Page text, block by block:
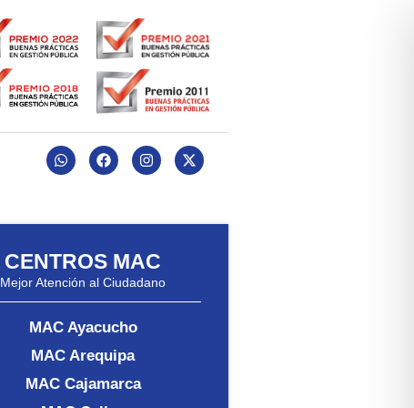
CENTROS MAC
Mejor Atención al Ciudadano
MAC Ayacucho
MAC Arequipa
MAC Cajamarca